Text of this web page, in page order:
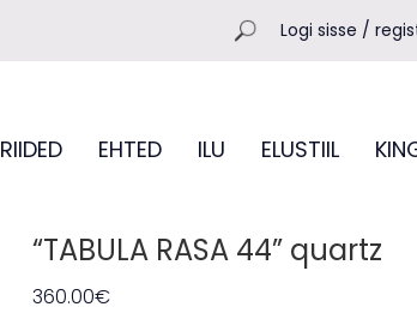
Logi sisse /
RIIDED EHTED ILU ELUSTIIL
“TABULA RASA 44” quartz
360.00€